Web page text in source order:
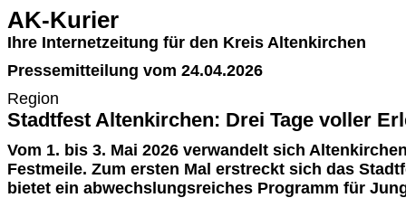
AK-Kurier
Ihre Internetzeitung für den Kreis Altenkirchen
Pressemitteilung vom 24.04.2026
Region
Stadtfest Altenkirchen: Drei Tage voller
Vom 1. bis 3. Mai 2026 verwandelt sich
Festmeile. Zum ersten Mal erstreckt sich das
bietet ein abwechslungsreiches Programm für